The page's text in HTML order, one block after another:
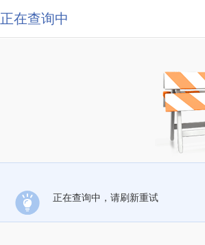
正在查询中
正在查询中，请刷新重试